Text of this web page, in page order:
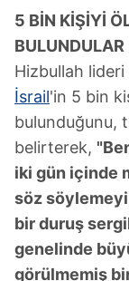
5 BİN KİŞİYİ
BULUNDULAR
Hizbullah lideri
İsrail'in 5 bin
bulunduğunu,
belirterek,
iki gün içinde
söz
bir duruş
genelinde
görülmemiş